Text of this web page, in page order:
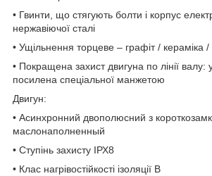
• Гвинти, що стягують болти і корпус
нержавіючої сталі
• Ущільнення торцеве – графіт / кераміка
• Покращена захист двигуна по лінії
посилена спеціальної манжетою
Двигун:
• Асинхронний двополюсний з
маслонаполненный
• Ступінь захисту ІРХ8
• Клас нагрівостійкості ізоляції В